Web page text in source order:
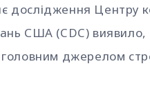
дослідження Центру
США (CDC)
джерелом